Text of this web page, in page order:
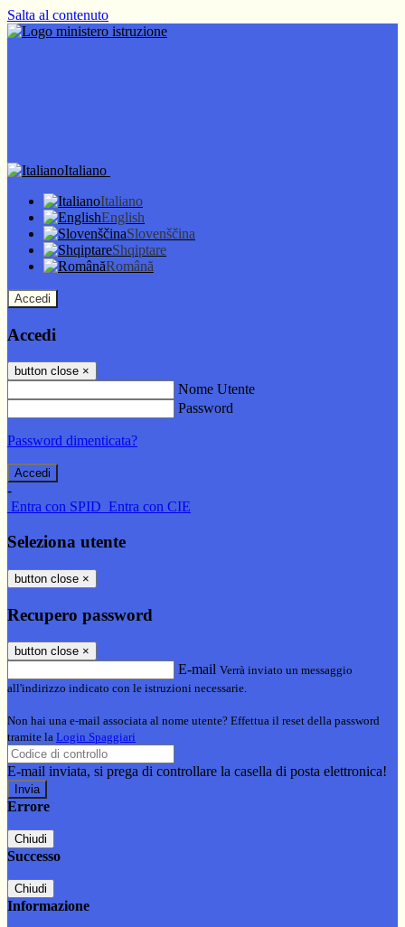
Salta al contenuto
Italiano
Italiano
English
Slovenščina
Shqiptare
Română
Accedi
Accedi
button close ×
Nome Utente
Password
Password dimenticata?
-
Entra con SPID Entra con CIE
Seleziona utente
button close ×
Recupero password
button close ×
E-mail Verrà inviato un messaggio
all'indirizzo indicato con le istruzioni necessarie.
Non hai una e-mail associata al nome utente? Effettua il reset della password
tramite la Login Spaggiari
E-mail inviata, si prega di controllare la casella di posta elettronica!
Errore
Chiudi
Successo
Chiudi
Informazione